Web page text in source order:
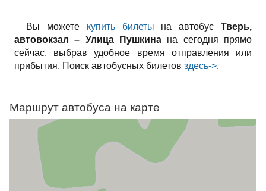
Вы можете купить билеты на автобусТверь,
автовокзал – Улица Пушкина на сегодня прямо
сейчас, выбрав удобное время отправления или
прибытия. Поиск автобусных билетов здесь->.
Маршрут автобуса на карте